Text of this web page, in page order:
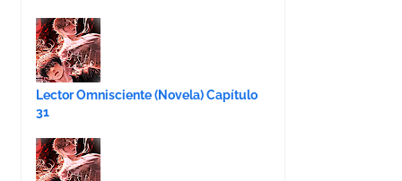
Lector Omnisciente (Novela) Capítulo
31